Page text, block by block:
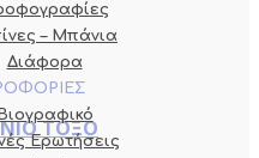
– Μπάνια
Διάφορα
Βιογραφικό
Ερωτήσεις
ΤΟΞΟ